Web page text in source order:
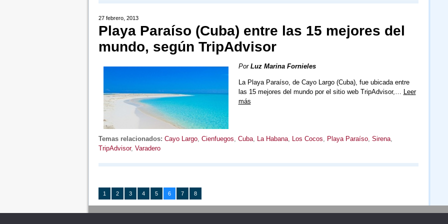
27 febrero, 2013
Playa Paraíso (Cuba) entre las 15 mejores del
mundo, según TripAdvisor
Por Luz Marina Fornieles
La Playa Paraíso, de Cayo Largo (Cuba), fue ubicada entre
las 15 mejores del mundo por el sitio web TripAdvisor,… Leer
más
Temas relacionados: Cayo Largo, Cienfuegos, Cuba, La Habana, Los Cocos, Playa Paraíso, Sirena,
TripAdvisor, Varadero
1 2 3 4 5 6 7 8